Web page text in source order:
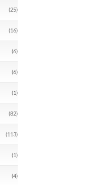
(25)
(16)
(6)
(6)
(1)
(82)
(113)
(1)
(4)